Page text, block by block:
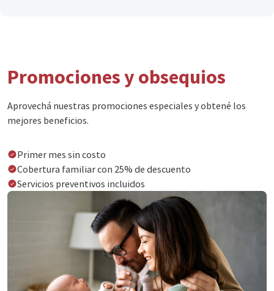
Promociones y obsequios
Aprovechá nuestras promociones especiales y obtené los
mejores beneficios.
Primer mes sin costo
Cobertura familiar con 25% de descuento
Servicios preventivos incluidos